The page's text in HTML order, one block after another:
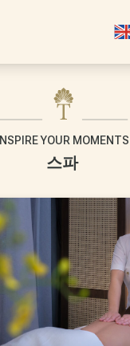
INSPIRE YOUR MOMENTS
스파